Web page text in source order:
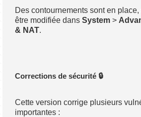
Des contournements sont en
être modifiée dansSystem >
& NAT.
Corrections de sécurité 🔒
Cette version corrige plusieurs
importantes :